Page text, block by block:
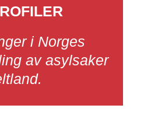
i Norges
av asylsaker